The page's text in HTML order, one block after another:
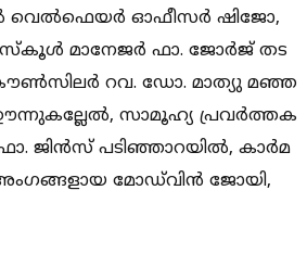
വെ​​​ൽ​​​ഫെ​​​യ​​​ർ ഓ​​​ഫീ​​​സ​​​ർ ഷി​​​ജോ,
മാ​​​നേ​​​ജ​​​ർ ഫാ.​ ​​ജോ​​​ർ​​​ജ് ത​​​ട​​​
റ​​​വ.​ ഡോ. ​​​മാ​​​ത്യു മ​​​ഞ്ഞ​​​
സാ​​​മൂ​​​ഹ്യ പ്ര​​​വ​​​ർ​​​ത്ത​​​ക
​​ജി​​​ൻ​​​സ് പ​​​ടി​​​ഞ്ഞാ​​​റ​​​യി​​​ൽ, കാ​​​ർ​​​മ​​​
മോ​​​ഡ്‌വി​​​ൻ ജോ​​​യി,